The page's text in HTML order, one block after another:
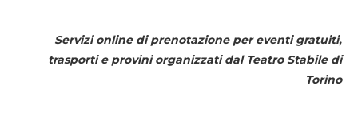
Servizi online di prenotazione per eventi gratuiti,
trasporti e provini organizzati dal Teatro Stabile di
Torino